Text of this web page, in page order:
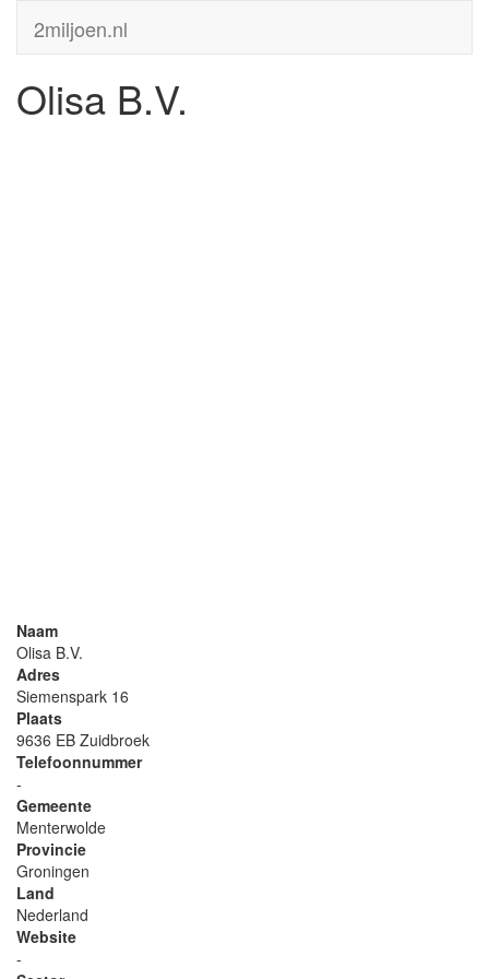
2miljoen.nl
Olisa B.V.
Naam
Olisa B.V.
Adres
Siemenspark 16
Plaats
9636 EB Zuidbroek
Telefoonnummer
-
Gemeente
Menterwolde
Provincie
Groningen
Land
Nederland
Website
-